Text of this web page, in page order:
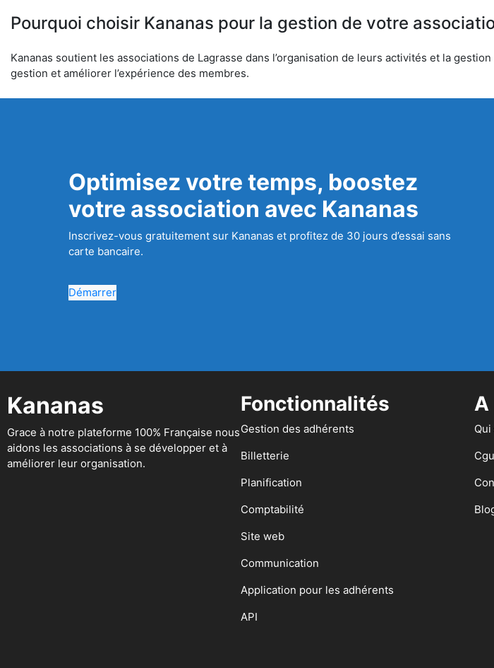
Pourquoi choisir Kananas pour la gestion de votre
Kananas soutient les associations de Lagrasse dans l’organisation de leurs activités et la
gestion et améliorer l’expérience des membres.
Optimisez votre temps, boostez
votre association avec Kananas
Inscrivez-vous gratuitement sur Kananas et profitez de 30 jours d’essai sans
carte bancaire.
Démarrer
Kananas
Grace à notre plateforme 100% Française nous
aidons les associations à se développer et à
améliorer leur organisation.
Fonctionnalités
Gestion des adhérents
Billetterie
Planification
Comptabilité
Site web
Communication
Application pour les adhérents
API
A